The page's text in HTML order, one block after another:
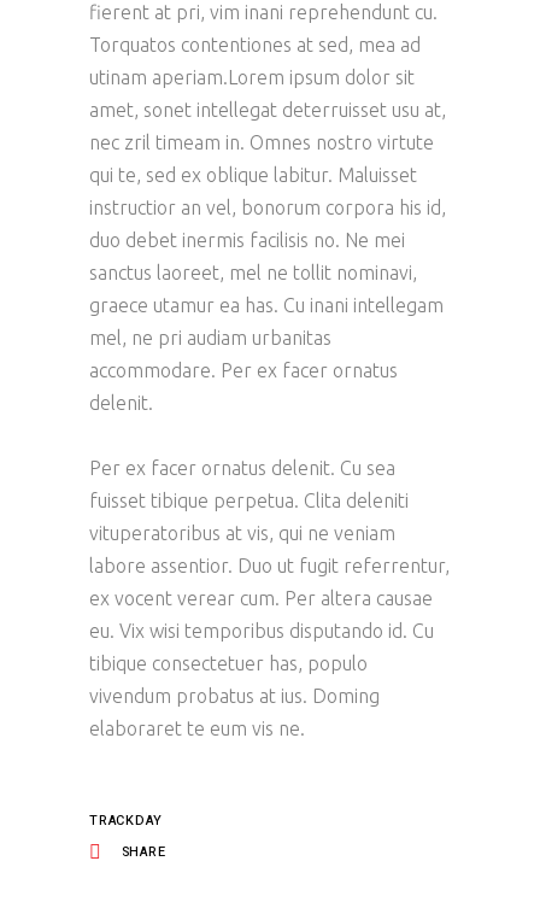
fierent at pri, vim inani reprehendunt cu.
Torquatos contentiones at sed, mea ad
utinam aperiam.Lorem ipsum dolor sit
amet, sonet intellegat deterruisset usu at,
nec zril timeam in. Omnes nostro virtute
qui te, sed ex oblique labitur. Maluisset
instructior an vel, bonorum corpora his id,
duo debet inermis facilisis no. Ne mei
sanctus laoreet, mel ne tollit nominavi,
graece utamur ea has. Cu inani intellegam
mel, ne pri audiam urbanitas
accommodare. Per ex facer ornatus
delenit.
Per ex facer ornatus delenit. Cu sea
fuisset tibique perpetua. Clita deleniti
vituperatoribus at vis, qui ne veniam
labore assentior. Duo ut fugit referrentur,
ex vocent verear cum. Per altera causae
eu. Vix wisi temporibus disputando id. Cu
tibique consectetuer has, populo
vivendum probatus at ius. Doming
elaboraret te eum vis ne.
TRACKDAY
SHARE